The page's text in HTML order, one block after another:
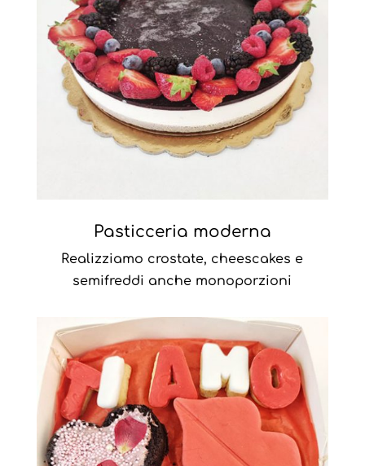
Pasticceria moderna
Realizziamo crostate, cheescakes e
semifreddi anche monoporzioni